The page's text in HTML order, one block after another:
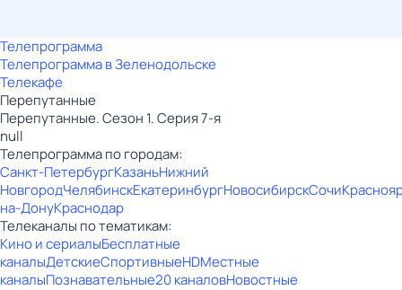
Телепрограмма
Телепрограмма в Зеленодольске
Телекафе
Перепутанные
Перепутанные. Сезон 1. Серия 7-я
null
Телепрограмма по городам:
Санкт-ПетербургКазаньНижний
НовгородЧелябинскЕкатеринбургНовосибирскСочи
на-ДонуКраснодар
Телеканалы по тематикам:
Кино и сериалыБесплатные
каналыДетскиеСпортивныеHDМестные
каналыПознавательные20 каналовНовостные